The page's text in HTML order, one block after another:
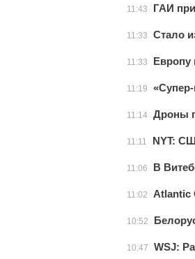
11:43 ГАИ
11:33 Стало
11:33 Европу
11:19
11:14 Дроны
11:11 NYT:
11:06 В
11:02 Atlantic
10:52
10:47 WSJ: